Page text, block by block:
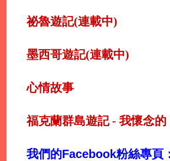
祕魯遊記(連載中)
墨西哥遊記(連載中)
心情故事
福克蘭群島遊記 - 我懷念的
我們的Facebook粉絲專頁：